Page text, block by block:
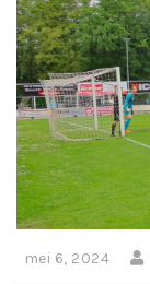
mei 6, 2024